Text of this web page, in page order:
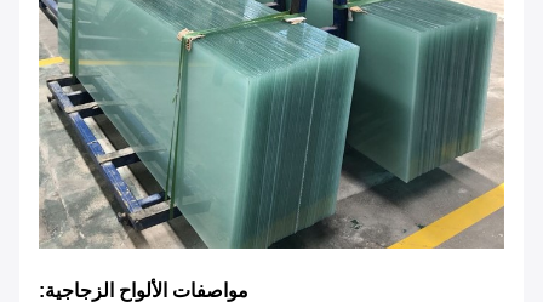
مواصفات الألواح الزجاجية: